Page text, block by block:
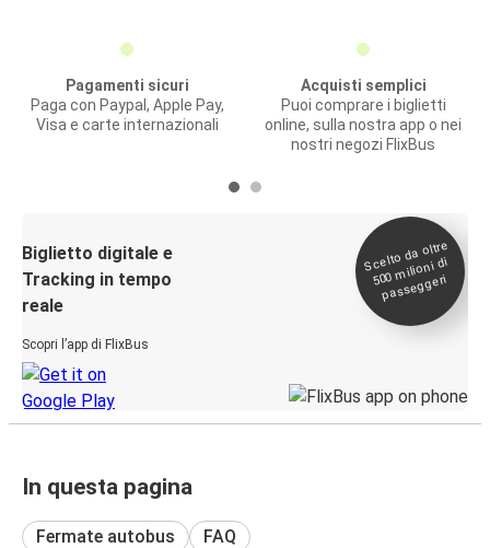
Pagamenti sicuri
Paga con Paypal, Apple Pay,
Visa e carte internazionali
Acquisti semplici
Puoi comprare i biglietti
online, sulla nostra app o nei
nostri negozi FlixBus
Biglietto digitale e
Tracking in tempo
reale
Scopri l’app di FlixBus
Scelto da oltre
500
milioni di
passeggeri
In questa pagina
Fermate autobus FAQ